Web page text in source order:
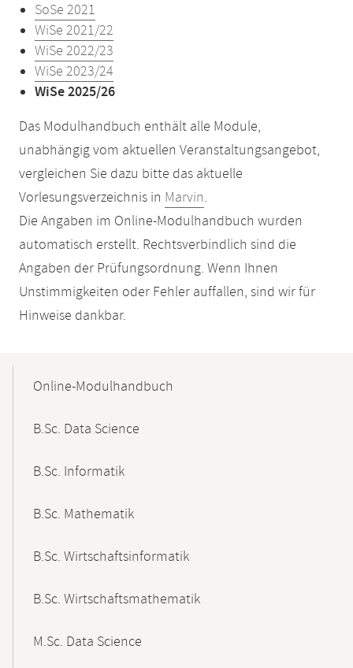
SoSe 2021
WiSe 2021/22
WiSe 2022/23
WiSe 2023/24
WiSe 2025/26
Das Modulhandbuch enthält alle Module,
unabhängig vom aktuellen Veranstaltungsangebot,
vergleichen Sie dazu bitte das aktuelle
Vorlesungsverzeichnis in Marvin.
Die Angaben im Online-Modulhandbuch wurden
automatisch erstellt. Rechtsverbindlich sind die
Angaben der Prüfungsordnung. Wenn Ihnen
Unstimmigkeiten oder Fehler auffallen, sind wir für
Hinweise dankbar.
NavigationOnline-Modulhandbuch
B.Sc. Data Science
B.Sc. Informatik
B.Sc. Mathematik
B.Sc. Wirtschaftsinformatik
B.Sc. Wirtschaftsmathematik
M.Sc. Data Science